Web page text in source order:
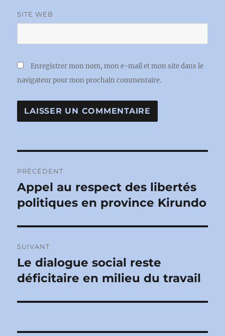
SITE WEB
Enregistrer mon nom, mon e-mail et mon site dans le
navigateur pour mon prochain commentaire.
de
l’article
PRÉCÉDENT
Publication
précédente :
Appel au respect des libertés
politiques en province Kirundo
SUIVANT
Publication
suivante :
Le dialogue social reste
déficitaire en milieu du travail